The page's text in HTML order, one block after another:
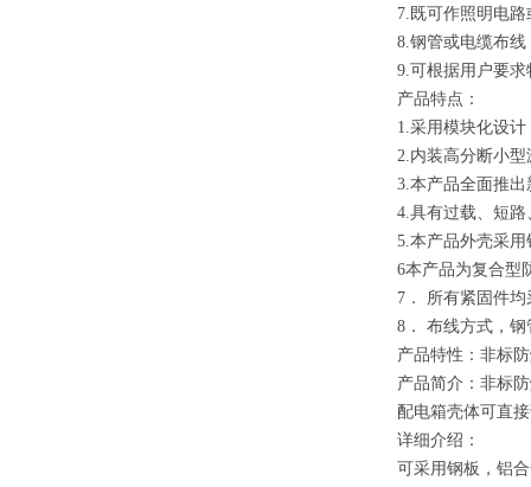
7.既可作照明电
8.钢管或电缆布线
9.可根据用户要
产品特点：
1.采用模块化设
2.内装高分断小
3.本产品全面推
4.具有过载、短
5.本产品外壳采
6本产品为复合型
7． 所有紧固件
8． 布线方式，
产品特性：非标
产品简介：非标
配电箱壳体可直
详细介绍：
可采用钢板，铝